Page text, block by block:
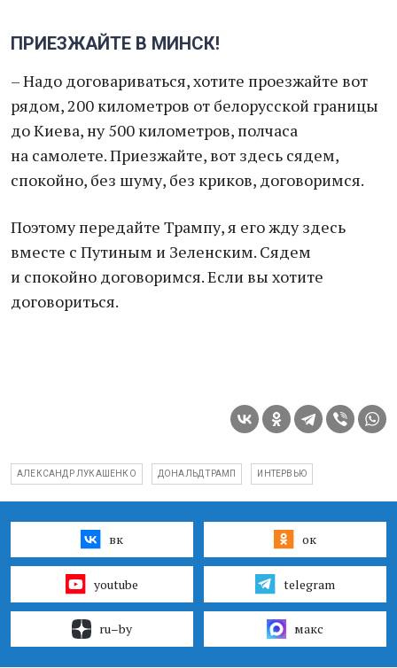
ПРИЕЗЖАЙТЕ В МИНСК!
– Надо договариваться, хотите проезжайте вот
рядом, 200 километров от белорусской границы
до Киева, ну 500 километров, полчаса
на самолете. Приезжайте, вот здесь сядем,
спокойно, без шуму, без криков, договоримся.
Поэтому передайте Трампу, я его жду здесь
вместе с Путиным и Зеленским. Сядем
и спокойно договоримся. Если вы хотите
договориться.
АЛЕКСАНДР ЛУКАШЕНКО ДОНАЛЬД ТРАМП ИНТЕРВЬЮ
вк ок
youtube telegram
ru–by макс